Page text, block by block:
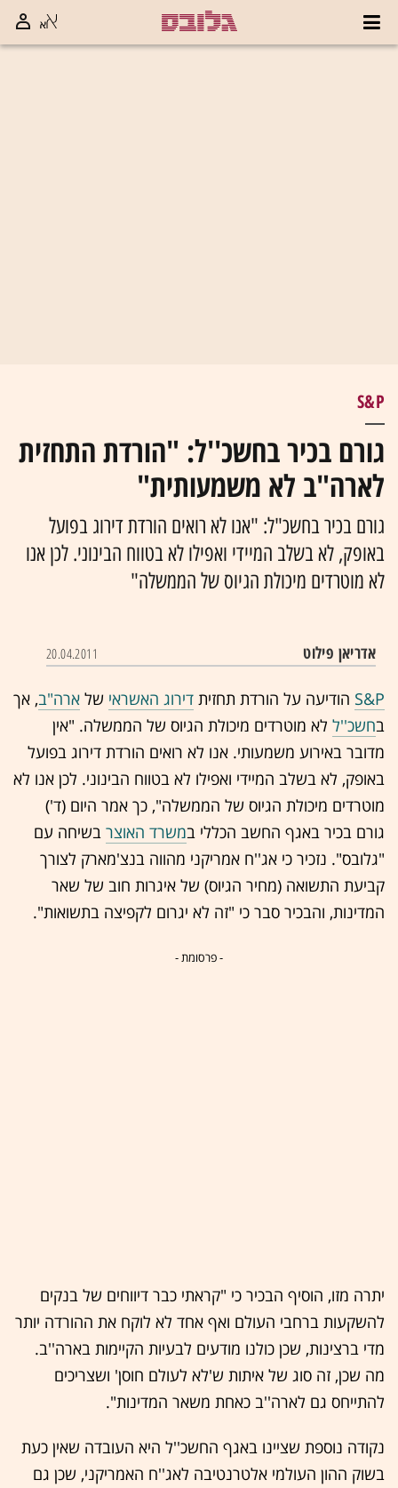
S&P
גורם בכיר בחשכ''ל: "הורדת התחזית
לארה"ב לא משמעותית"
גורם בכיר בחשכ"ל: "אנו לא רואים הורדת דירוג בפועל
באופק, לא בשלב המיידי ואפילו לא בטווח הבינוני. לכן אנו
לא מוטרדים מיכולת הגיוס של הממשלה"
אדריאן פילוט 20.04.2011
S&P הודיעה על הורדת תחזית דירוג האשראי של ארה"ב, אך
בחשכ''ל לא מוטרדים מיכולת הגיוס של הממשלה. "אין
מדובר באירוע משמעותי. אנו לא רואים הורדת דירוג בפועל
באופק, לא בשלב המיידי ואפילו לא בטווח הבינוני. לכן אנו לא
מוטרדים מיכולת הגיוס של הממשלה", כך אמר היום (ד')
גורם בכיר באגף החשב הכללי במשרד האוצר בשיחה עם
"גלובס". נזכיר כי אג''ח אמריקני מהווה בנצ'מארק לצורך
קביעת התשואה (מחיר הגיוס) של איגרות חוב של שאר
המדינות, והבכיר סבר כי "זה לא יגרום לקפיצה בתשואות".
- פרסומת -
יתרה מזו, הוסיף הבכיר כי "קראתי כבר דיווחים של בנקים
להשקעות ברחבי העולם ואף אחד לא לוקח את ההורדה יותר
מדי ברצינות, שכן כולנו מודעים לבעיות הקיימות בארה''ב.
מה שכן, זה סוג של איתות ש'לא לעולם חוסן' ושצריכים
להתייחס גם לארה''ב כאחת משאר המדינות".
נקודה נוספת שציינו באגף החשכ''ל היא העובדה שאין כעת
בשוק ההון העולמי אלטרנטיבה לאג''ח האמריקני, שכן גם